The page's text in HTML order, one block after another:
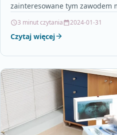
zainteresowane tym zawodem
3 minut czytania 2024-01-31
Czytaj więcej